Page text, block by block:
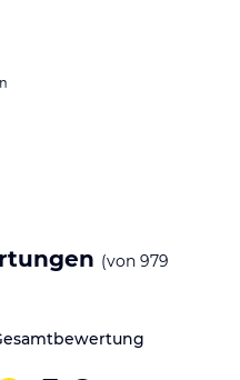
und ruhig auf einer
erreichbar.(von 979